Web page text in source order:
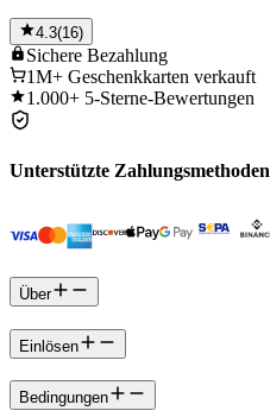
4.3(16)
Sichere Bezahlung
1M+ Geschenkkarten verkauft
1.000+ 5-Sterne-Bewertungen
Unterstützte Zahlungsmethoden
Über
Einlösen
Bedingungen